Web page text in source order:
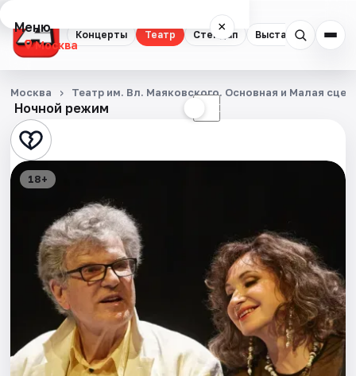
Концерты Театр Стендап Выставки
Меню ×
Москва
Концерты
Театр
Стендап
Квесты
Экскурсии
Спорт
События
Ночной режим ☾
Москва Театр им. Вл. Маяковского. Основная и Малая
18+